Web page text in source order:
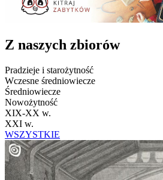
Z naszych zbiorów
Pradzieje i starożytność
Wczesne średniowiecze
Średniowiecze
Nowożytność
XIX-XX w.
XXI w.
WSZYSTKIE